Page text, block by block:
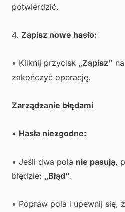
potwierdzić.
4. Zapisz nowe hasło:
• Kliknij przycisk „Zapisz”
zakończyć operację.
Zarządzanie błędami
• Hasła niezgodne:
• Jeśli dwa pola nie pasują,
błędzie: „Błąd”.
• Popraw pola i upewnij się,